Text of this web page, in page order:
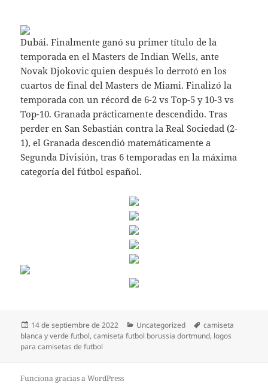
Dubái. Finalmente ganó su primer título de la
temporada en el Masters de Indian Wells, ante
Novak Djokovic quien después lo derrotó en los
cuartos de final del Masters de Miami. Finalizó la
temporada con un récord de 6-2 vs Top-5 y 10-3 vs
Top-10. Granada prácticamente descendido. Tras
perder en San Sebastián contra la Real Sociedad (2-
1), el Granada descendió matemáticamente a
Segunda División, tras 6 temporadas en la máxima
categoría del fútbol español.
Publicado
el
14 de septiembre de 2022 Categorías
Uncategorized Etiquetas
camiseta
blanca y verde futbol,camiseta futbol borussia dortmund, logos
para camisetas de futbol
Funciona gracias a WordPress